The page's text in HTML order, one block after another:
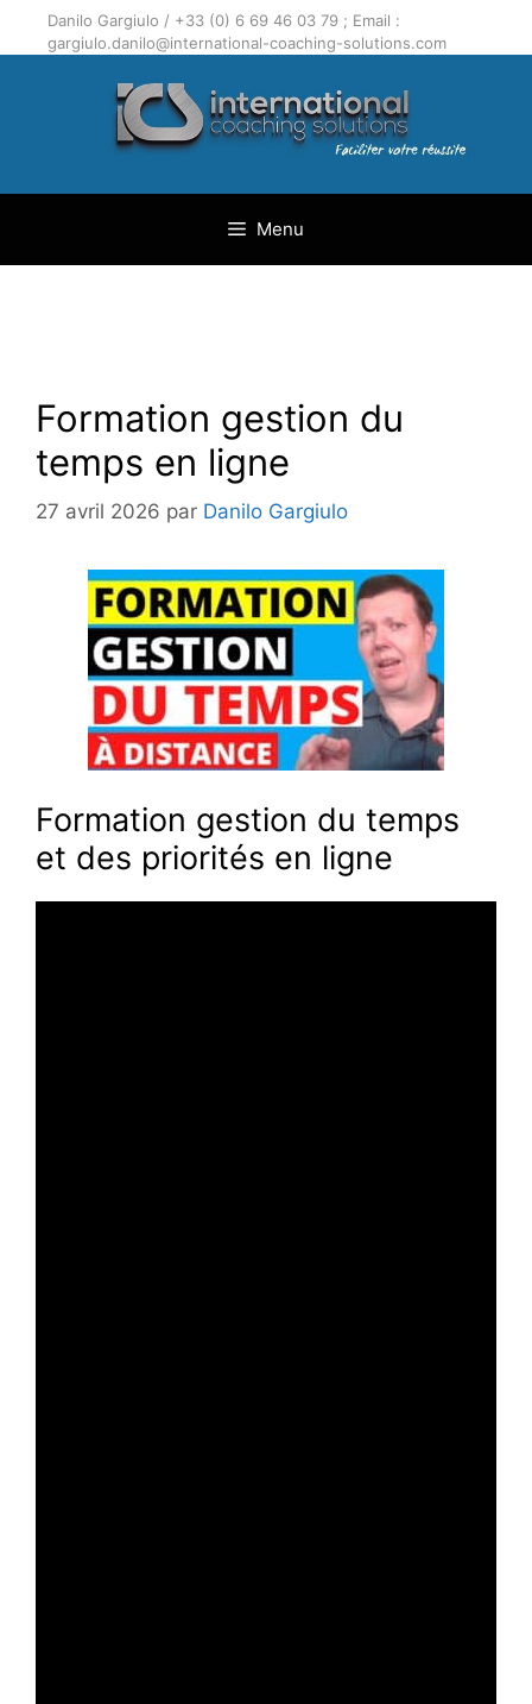
Danilo Gargiulo / +33 (0) 6 69 46 03 79 ; Email :
gargiulo.danilo@international-coaching-solutions.com
Menu
Formation gestion du
temps en ligne
27 avril 2026 par Danilo Gargiulo
Formation gestion du temps
et des priorités en ligne